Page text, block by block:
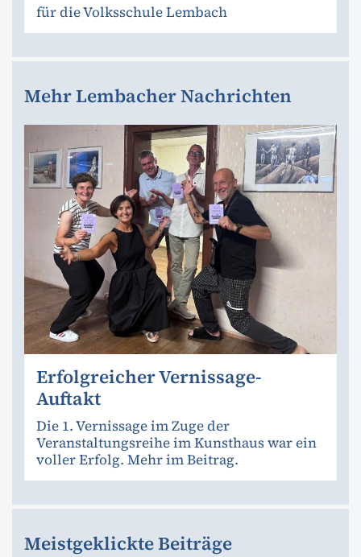
für die Volksschule Lembach
Mehr Lembacher Nachrichten
Erfolgreicher Vernissage-
Auftakt
Die 1. Vernissage im Zuge der
Veranstaltungsreihe im Kunsthaus war ein
voller Erfolg. Mehr im Beitrag.
Meistgeklickte Beiträge